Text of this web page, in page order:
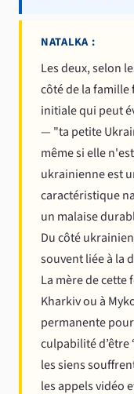
NATALKA :
Les deux, selon
côté de la famille
initiale qui peut
— "ta petite
même si elle
ukrainienne est
caractéristique
un malaise
Du côté
souvent liée à la
La mère de cette
Kharkiv ou à
permanente
culpabilité d’être
les siens
les appels vidéo